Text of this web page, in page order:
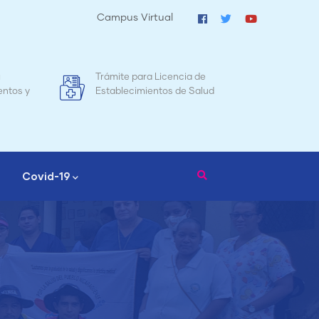
Campus Virtual
Mapa de Mortalidad Materna en
Nicaragua
Covid-19